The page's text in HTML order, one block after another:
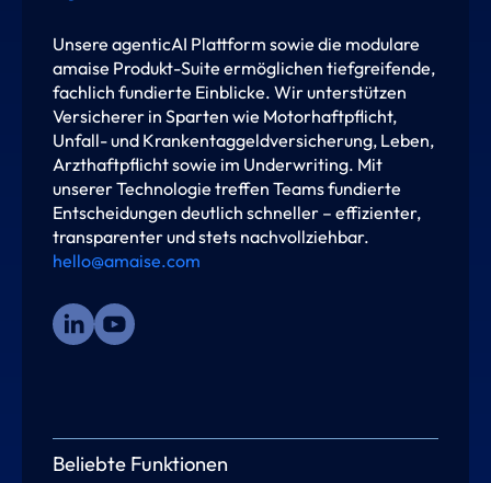
Unsere agenticAI Plattform sowie die modulare
amaise Produkt-Suite ermöglichen tiefgreifende,
fachlich fundierte Einblicke. Wir unterstützen
Versicherer in Sparten wie Motorhaftpflicht,
Unfall- und Krankentaggeldversicherung, Leben,
Arzthaftpflicht sowie im Underwriting. Mit
unserer Technologie treffen Teams fundierte
Entscheidungen deutlich schneller – effizienter,
transparenter und stets nachvollziehbar.
hello@amaise.com
Beliebte Funktionen